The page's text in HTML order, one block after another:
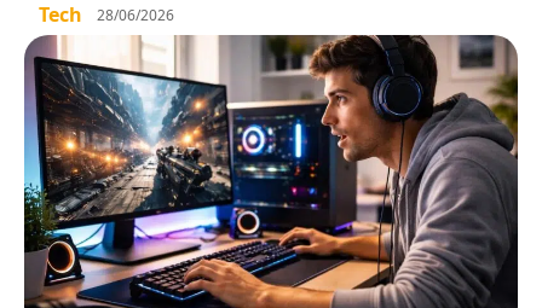
Tech 28/06/2026